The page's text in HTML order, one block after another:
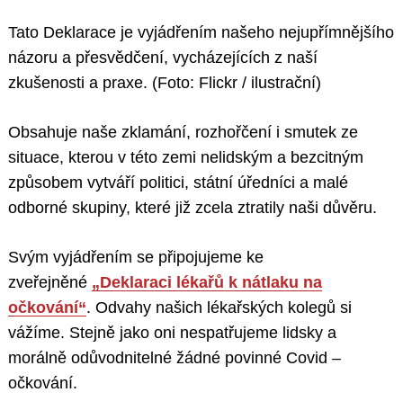
Tato Deklarace je vyjádřením našeho nejupřímnějšího
názoru a přesvědčení, vycházejících z naší
zkušenosti a praxe. (Foto: Flickr / ilustrační)
Obsahuje naše zklamání, rozhořčení i smutek ze
situace, kterou v této zemi nelidským a bezcitným
způsobem vytváří politici, státní úředníci a malé
odborné skupiny, které již zcela ztratily naši důvěru.
Svým vyjádřením se připojujeme ke
zveřejněné „Deklaraci lékařů k nátlaku na
očkování“. Odvahy našich lékařských kolegů si
vážíme. Stejně jako oni nespatřujeme lidsky a
morálně odůvodnitelné žádné povinné Covid –
očkování.